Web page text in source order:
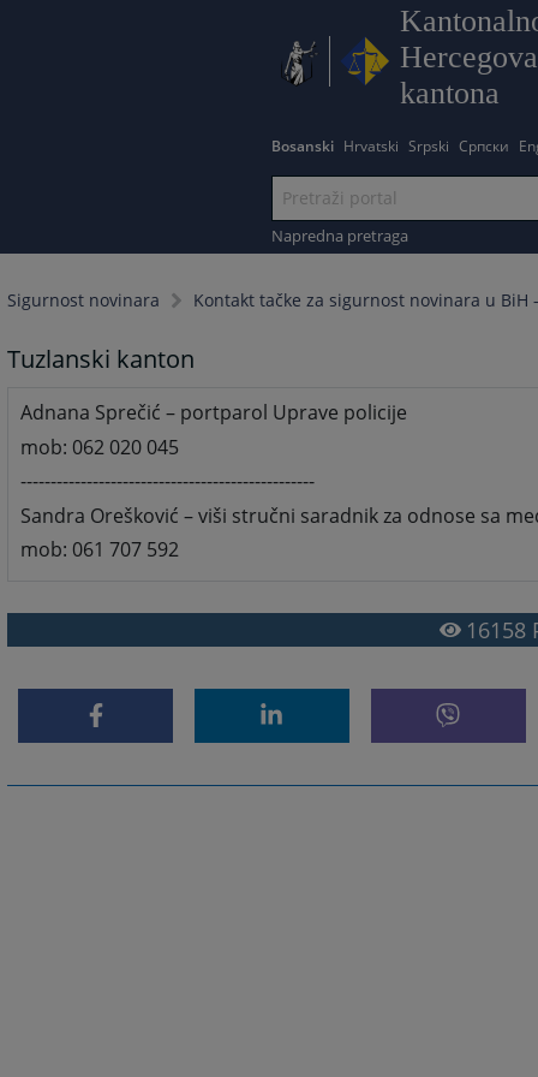
kantona
Bosanski Hrvatski Srpski Српски
Napredna pretraga
Sigurnost novinara Kontakt tačke za sigurnost novinara u BiH
Tuzlanski kanton
Adnana Sprečić – portparol Uprave policije
mob: 062 020 045
-------------------------------------------------
Sandra Orešković – viši stručni saradnik za odnose sa
mob: 061 707 592
16158